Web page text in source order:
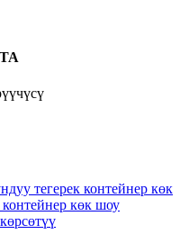
тегерек контейнер көк
көк шоу